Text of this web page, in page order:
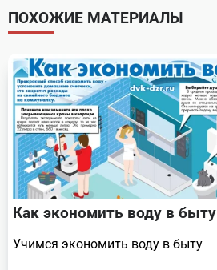
screen-
reader-
text">Page</span>
ПОХОЖИЕ МАТЕРИАЛЫ
Как экономить воду в быту
Учимся экономить воду в быту